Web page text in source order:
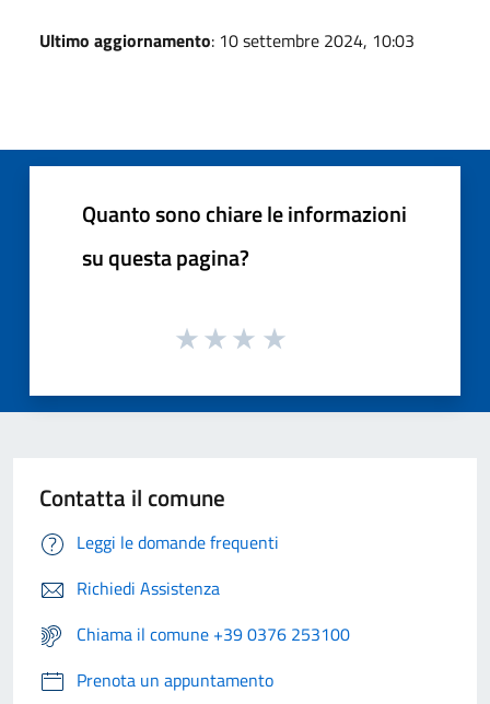
Ultimo aggiornamento: 10 settembre 2024, 10:03
Quanto sono chiare le informazioni
su questa pagina?
Contatta il comune
Leggi le domande frequenti
Richiedi Assistenza
Chiama il comune +39 0376 253100
Prenota un appuntamento